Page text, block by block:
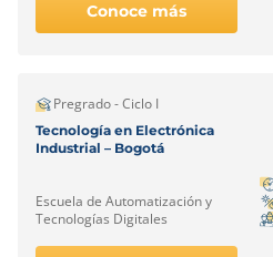
Conoce más
Pregrado - Ciclo I
Tecnología en Electrónica
Industrial – Bogotá
Escuela de Automatización y
Tecnologías Digitales